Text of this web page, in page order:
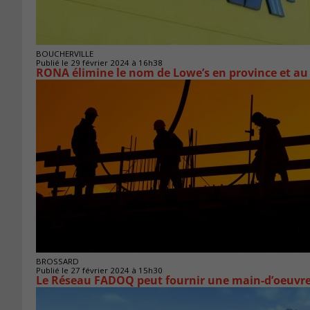
BOUCHERVILLE
Publié le 29 février 2024 à 16h38
RONA élimine le nom de Lowe’s en province et
BROSSARD
Publié le 27 février 2024 à 15h30
Le Réseau FADOQ peut fournir une main-